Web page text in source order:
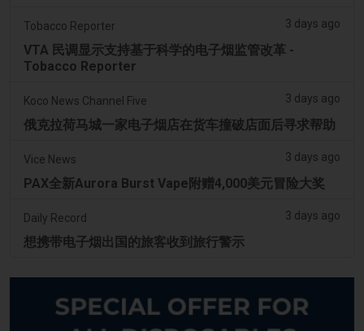
Tobacco Reporter 3 days ago
VTA 民调显示支持基于科学的电子烟监管改革 -
Tobacco Reporter
Koco News Channel Five 3 days ago
俄克拉荷马城一家电子烟店在货车撞破店面后寻求帮助
Vice News 3 days ago
PAX全新Aurora Burst Vape附赠4,000美元冒险大奖
Daily Record 3 days ago
想携带电子烟出国的旅客收到旅行警示